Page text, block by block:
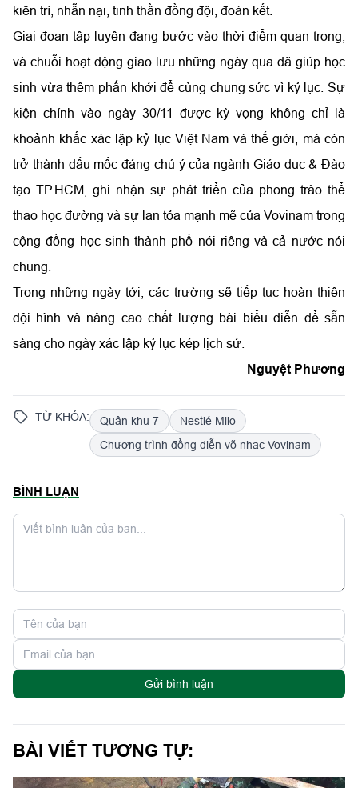
kiên trì, nhẫn nại, tinh thần đồng đội, đoàn kết.
Giai đoạn tập luyện đang bước vào thời điểm quan trọng,
và chuỗi hoạt động giao lưu những ngày qua đã giúp học
sinh vừa thêm phấn khởi để cùng chung sức vì kỷ lục. Sự
kiện chính vào ngày 30/11 được kỳ vọng không chỉ là
khoảnh khắc xác lập kỷ lục Việt Nam và thế giới, mà còn
trở thành dấu mốc đáng chú ý của ngành Giáo dục & Đào
tạo TP.HCM, ghi nhận sự phát triển của phong trào thể
thao học đường và sự lan tỏa mạnh mẽ của Vovinam trong
cộng đồng học sinh thành phố nói riêng và cả nước nói
chung.
Trong những ngày tới, các trường sẽ tiếp tục hoàn thiện
đội hình và nâng cao chất lượng bài biểu diễn để sẵn
sàng cho ngày xác lập kỷ lục kép lịch sử.
Nguyệt Phương
TỪ KHÓA: Quân khu 7
Nestlé Milo
Chương trình đồng diễn võ nhạc Vovinam
BÌNH LUẬN
Gửi bình luận
BÀI VIẾT TƯƠNG TỰ: